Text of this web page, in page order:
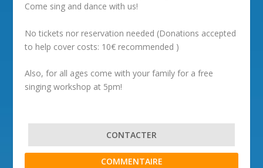
Come sing and dance with us!
No tickets nor reservation needed (Donations accepted
to help cover costs: 10€ recommended )
Also, for all ages come with your family for a free
singing workshop at 5pm!
CONTACTER
COMMENTAIRE